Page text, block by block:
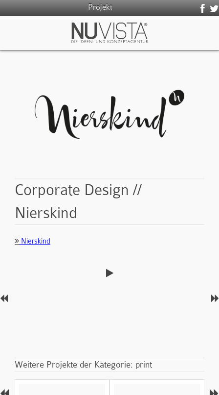
Projekt
Corporate Design //
Nierskind
Nierskind
Weitere Projekte der Kategorie: print